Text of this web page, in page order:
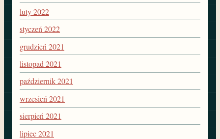
luty 2022
styczeń 2022
grudzień 2021
listopad 2021
październik 2021
wrzesień 2021
sierpień 2021
lipiec 2021